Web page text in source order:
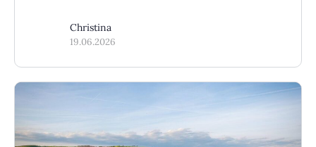
Christina
19.06.2026